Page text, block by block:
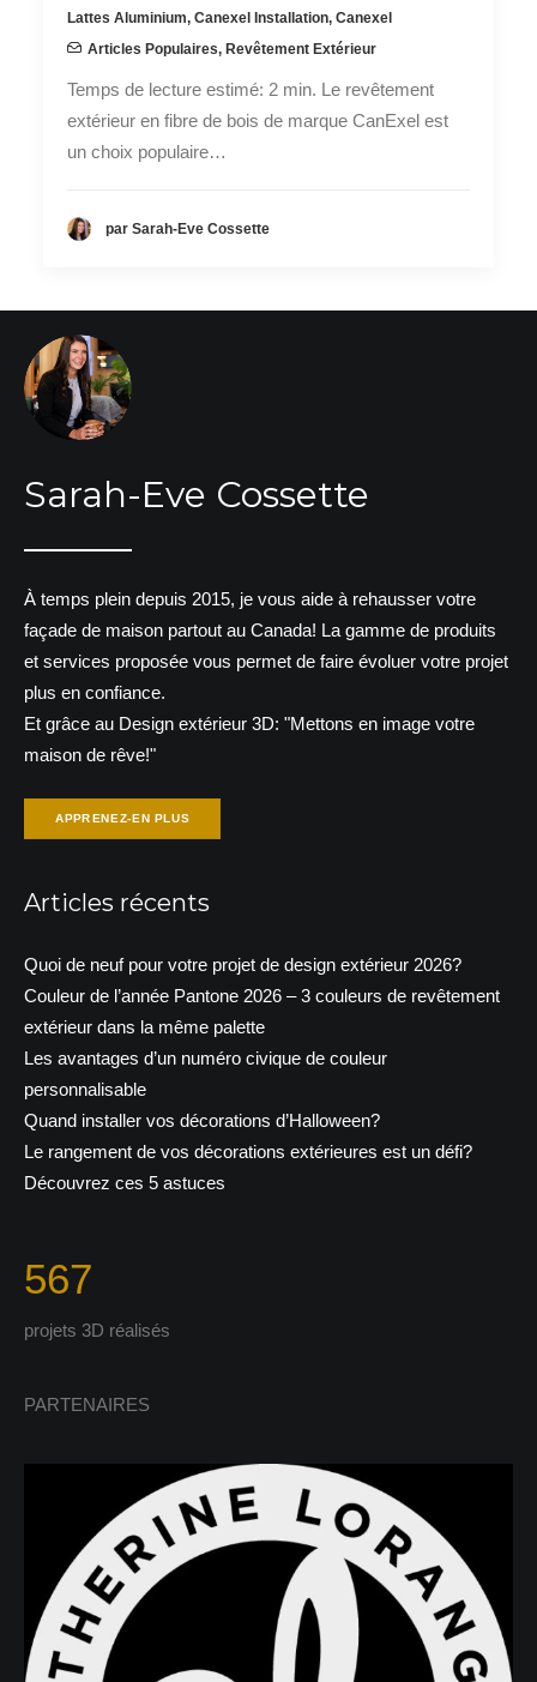
Lattes Aluminium, Canexel Installation, Canexel
Articles Populaires, Revêtement Extérieur
Temps de lecture estimé: 2 min. Le revêtement
extérieur en fibre de bois de marque CanExel est
un choix populaire…
par Sarah-Eve Cossette
Sarah-Eve Cossette
À temps plein depuis 2015, je vous aide à rehausser votre
façade de maison partout au Canada! La gamme de produits
et services proposée vous permet de faire évoluer votre projet
plus en confiance.
Et grâce au Design extérieur 3D: "Mettons en image votre
maison de rêve!"
APPRENEZ-EN PLUS
Articles récents
Quoi de neuf pour votre projet de design extérieur 2026?
Couleur de l’année Pantone 2026 – 3 couleurs de revêtement
extérieur dans la même palette
Les avantages d’un numéro civique de couleur
personnalisable
Quand installer vos décorations d’Halloween?
Le rangement de vos décorations extérieures est un défi?
Découvrez ces 5 astuces
567
projets 3D réalisés
PARTENAIRES